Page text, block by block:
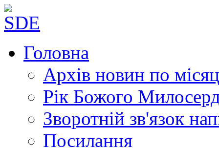
Головна
Архів новин по
Рік Божого
Зворотній зв'язок
Посилання